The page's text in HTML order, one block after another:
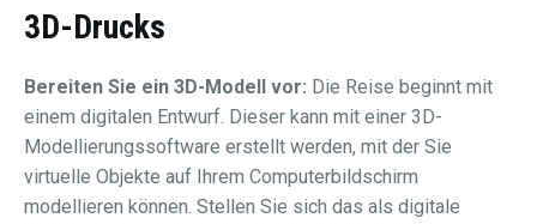
3D-Drucks
Bereiten Sie ein 3D-Modell vor: Die Reise beginnt mit
einem digitalen Entwurf. Dieser kann mit einer 3D-
Modellierungssoftware erstellt werden, mit der Sie
virtuelle Objekte auf Ihrem Computerbildschirm
modellieren können. Stellen Sie sich das als digitale